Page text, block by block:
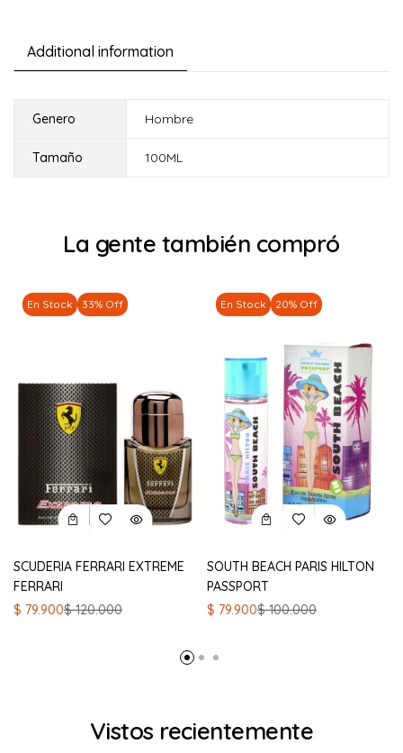
Additional information
Genero Hombre
Tamaño 100ML
La gente también compró
En Stock 33% Off
SCUDERIA FERRARI EXTREME
FERRARI
$120.000
El
$ 79.900
El
En Stock 20% Off
SOUTH BEACH PARIS HILTON
PASSPORT
$100.000
El
era:
$ 79.900
El
es:
Vistos recientemente